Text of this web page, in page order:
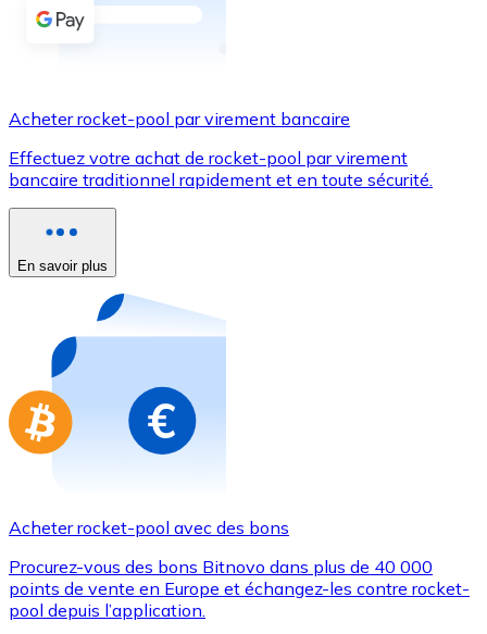
Virement SEPA
Utilisez les cartes Visa et Mastercard pour acheter
Acheter avec carte
Nouveau
Achetez des cartes-cadeaux de vos marques
Aller à la boutique de cartes-cadeaux
Acheter rocket-pool par virement bancaire
Effectuez votre achat de rocket-pool par virement
bancaire traditionnel rapidement et en toute sécurité.
En savoir plus
Acheter rocket-pool avec des bons
Procurez-vous des bons Bitnovo dans plus de 40 000
points de vente en Europe et échangez-les contre rocket-
pool depuis l’application.